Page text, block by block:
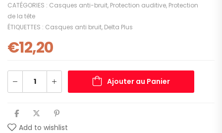
CATÉGORIES : Casques anti-bruit, Protection auditive, Protection
de la tête
ÉTIQUETTES : Casques anti bruit, Delta Plus
€12,20
Ajouter au Panier
Add to wishlist